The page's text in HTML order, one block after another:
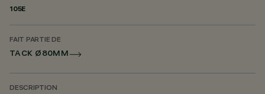
105E
FAIT PARTIE DE
TACK Ø80MM
DESCRIPTION